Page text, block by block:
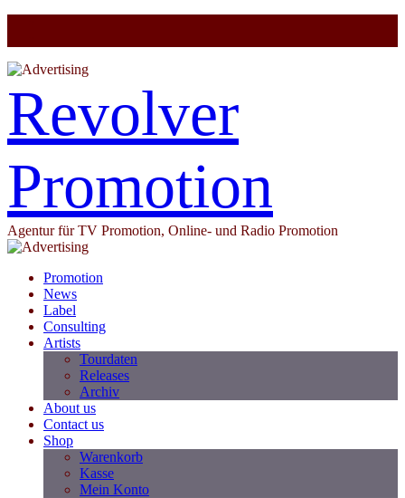
Revolver
Promotion
Agentur für TV Promotion, Online- und Radio Promotion
Promotion
News
Label
Consulting
Artists
Tourdaten
Releases
Archiv
About us
Contact us
Shop
Warenkorb
Kasse
Mein Konto